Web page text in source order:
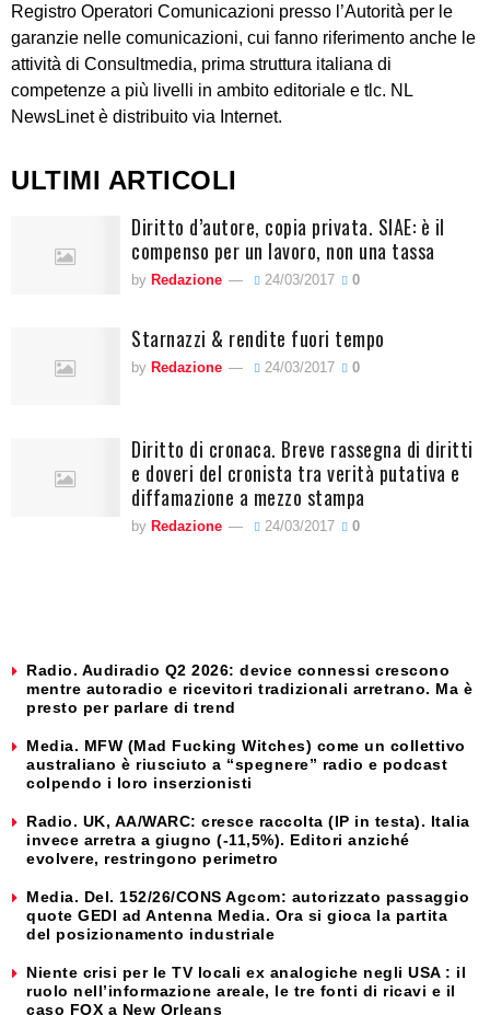
Registro Operatori Comunicazioni presso l’Autorità per le
garanzie nelle comunicazioni, cui fanno riferimento anche le
attività di Consultmedia, prima struttura italiana di
competenze a più livelli in ambito editoriale e tlc. NL
NewsLinet è distribuito via Internet.
ULTIMI ARTICOLI
Diritto d’autore, copia privata. SIAE: è il
compenso per un lavoro, non una tassa
by Redazione 24/03/2017 0
Starnazzi & rendite fuori tempo
by Redazione 24/03/2017 0
Diritto di cronaca. Breve rassegna di diritti
e doveri del cronista tra verità putativa e
diffamazione a mezzo stampa
by Redazione 24/03/2017 0
Radio. Audiradio Q2 2026: device connessi crescono
mentre autoradio e ricevitori tradizionali arretrano. Ma è
presto per parlare di trend
Media. MFW (Mad Fucking Witches) come un collettivo
australiano è riusciuto a “spegnere” radio e podcast
colpendo i loro inserzionisti
Radio. UK, AA/WARC: cresce raccolta (IP in testa). Italia
invece arretra a giugno (-11,5%). Editori anziché
evolvere, restringono perimetro
Media. Del. 152/26/CONS Agcom: autorizzato passaggio
quote GEDI ad Antenna Media. Ora si gioca la partita
del posizionamento industriale
Niente crisi per le TV locali ex analogiche negli USA : il
ruolo nell’informazione areale, le tre fonti di ricavi e il
caso FOX a New Orleans